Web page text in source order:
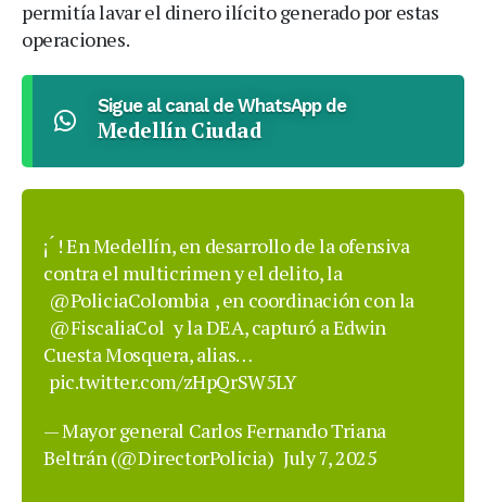
permitía lavar el dinero ilícito generado por estas
operaciones.
Sigue al canal de WhatsApp de
Medellín Ciudad
¡ ́ ! En Medellín, en desarrollo de la ofensiva
contra el multicrimen y el delito, la
@PoliciaColombia , en coordinación con la
@FiscaliaCol y la DEA, capturó a Edwin
Cuesta Mosquera, alias…
pic.twitter.com/zHpQrSW5LY
— Mayor general Carlos Fernando Triana
Beltrán (@DirectorPolicia) July 7, 2025